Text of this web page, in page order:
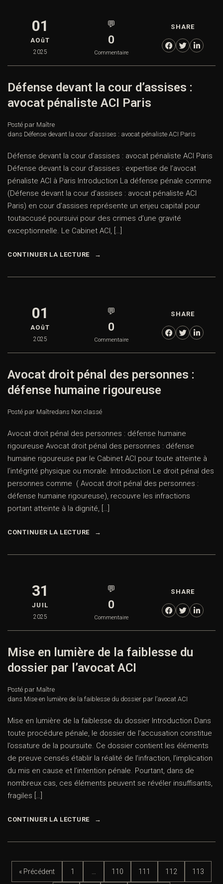
01
AOûT
2025
💬
0
Commentaire
SHARE
Défense devant la cour d’assises :
avocat pénaliste ACI Paris
Posté par Maître
dans Défense devant la cour d’assises : avocat pénaliste ACI Paris
Défense devant la cour d’assises : avocat pénaliste ACI Paris
Défense devant la cour d’assises : expertise de l’avocat
pénaliste ACI à Paris Introduction La défense pénale comme
(Défense devant la cour d’assises : avocat pénaliste ACI
Paris) en cour d’assises représente un enjeu capital pour
toutaccusé poursuivi pour des crimes d’une gravité
exceptionnelle. Le Cabinet ACI, […]
CONTINUER LA LECTURE
01
AOûT
2025
💬
0
Commentaire
SHARE
Avocat droit pénal des personnes :
défense humaine rigoureuse
Posté par Maîtredans Non classé
Avocat droit pénal des personnes : défense humaine
rigoureuse Avocat droit pénal des personnes : défense
humaine rigoureuse par le Cabinet ACI pour toute atteinte à
l’intégrité physique ou morale. Introduction Le droit pénal des
personnes comme ( Avocat droit pénal des personnes :
défense humaine rigoureuse), recouvre les infractions
portant atteinte à la dignité, […]
CONTINUER LA LECTURE
31
JUIL
2025
💬
0
Commentaire
SHARE
Mise en lumière de la faiblesse du
dossier par l’avocat ACI
Posté par Maître
dans Mise en lumière de la faiblesse du dossier par l’avocat ACI
Mise en lumière de la faiblesse du dossier Introduction Dans
toute procédure pénale, le dossier de l’accusation constitue
l’ossature de la poursuite. Ce dossier contient les éléments
de preuve censés établir la réalité de l’infraction, l’implication
du mis en cause et l’intention pénale. Pourtant, dans de
nombreux cas, ces éléments peuvent se révéler insuffisants,
fragiles […]
CONTINUER LA LECTURE
« Précédent 1 110 111 112 113